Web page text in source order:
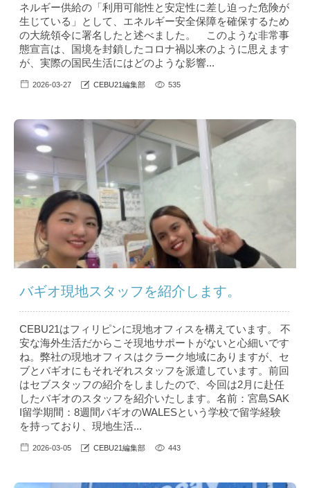
ネルギー供給の「利用可能性と安定性に差し迫った危険が
生じている」として、エネルギー安全保障を確保するため
の大統領令に署名したと述べました。 このような非常事
態宣言は、国境を封鎖したコロナ禍以来のように思えます
が、実際の国民生活にはどのような影響...
2026-03-27 CEBU21編集部 535
バギオ現地スタッフを紹介します。
CEBU21はフィリピンに現地オフィスを構えています。 不
安な海外生活だからこそ現地サポートがないと心細いです
ね。弊社の現地オフィスはクラーク地域にありますが、セ
ブとバギオにもそれぞれスタッフを派遣しています。前回
はセブスタッフの紹介をしましたので、今回は2月に赴任
したバギオのスタッフを紹介いたします。名前：宮島SAK
I留学期間：8週間バギオのWALESという学校で留学経験
を持っており、現地生活...
2026-03-05 CEBU21編集部 443